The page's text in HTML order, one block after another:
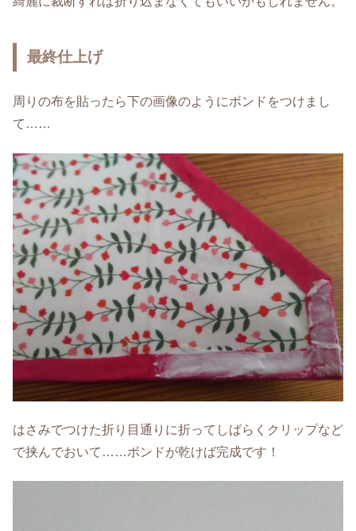
最終仕上げ
周りの布を貼ったら下の画像のようにボンドをつけまし
て……
はさみでつけた折り目通りに折ってしばらくクリップなど
で挟んでおいて……ボンドが乾けば完成です！